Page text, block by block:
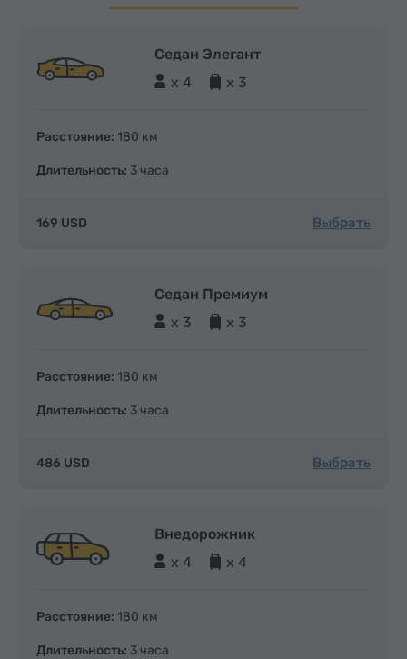
Седан Элегант
x 4
x 3
Расстояние: 180 км
Длительность: 3 часа
169 USD Выбрать
Седан Премиум
x 3
x 3
Расстояние: 180 км
Длительность: 3 часа
486 USD Выбрать
Внедорожник
x 4
x 4
Расстояние: 180 км
Длительность: 3 часа